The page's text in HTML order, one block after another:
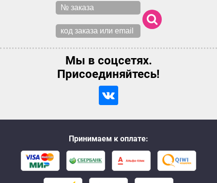
Мы в соцсетях.
Присоединяйтесь!
Принимаем к оплате: